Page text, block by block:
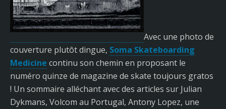
Avec une photo de
couverture plutôt dingue, Soma Skateboarding
Medicine continu son chemin en proposant le
numéro quinze de magazine de skate toujours gratos
! Un sommaire alléchant avec des articles sur Julian
Dykmans, Volcom au Portugal, Antony Lopez, une